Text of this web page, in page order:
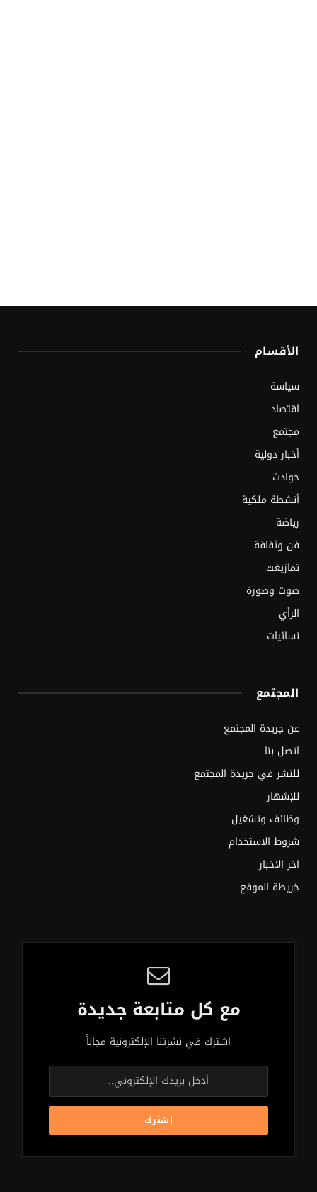
الأقسام
سياسة
اقتصاد
مجتمع
أخبار دولية
حوادث
أنشطة ملكية
رياضة
فن وثقافة
تمازيغت
صوت وصورة
الرأي
نسائيات
المجتمع
عن جريدة المجتمع
اتصل بنا
للنشر في جريدة المجتمع
للإشهار
وظائف وتشغيل
شروط الاستخدام
اخر الاخبار
خريطة الموقع
مع كل متابعة جديدة
اشترك في نشرتنا الإلكترونية مجاناً